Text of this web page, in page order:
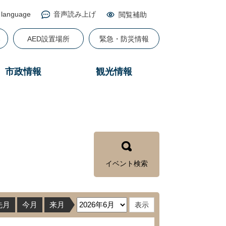
音声読み上げ 閲覧補助
AED設置場所 緊急・防災情報
市政情報 観光情報
イベント検索
月 今月 来月